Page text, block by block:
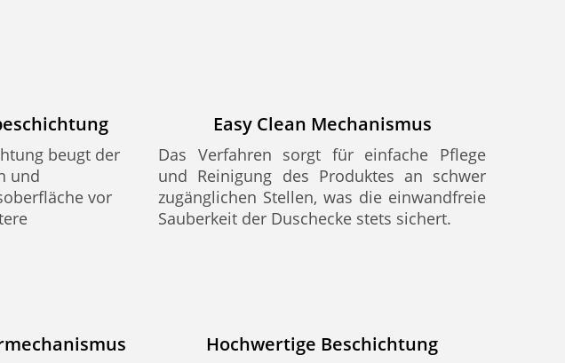
beugt der
und
vor
Easy Clean Mechanismus
Das Verfahren sorgt für einfache Pflege
und Reinigung des Produktes an schwer
zugänglichen Stellen, was die einwandfreie
Sauberkeit der Duschecke stets sichert.
Hochwertige Beschichtung